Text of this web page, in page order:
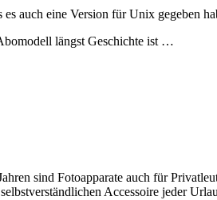
auch eine Version für Unix gegeben
längst Geschichte ist …
sind Fotoapparate auch für
Accessoire jeder